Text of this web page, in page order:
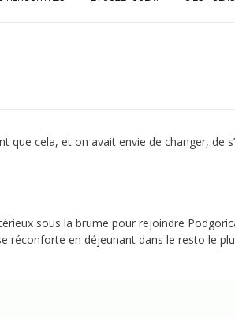
cela, et on avait envie de changer, de
sous la brume pour rejoindre
réconforte en déjeunant dans le resto le